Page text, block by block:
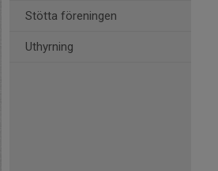
Stötta föreningen
Uthyrning